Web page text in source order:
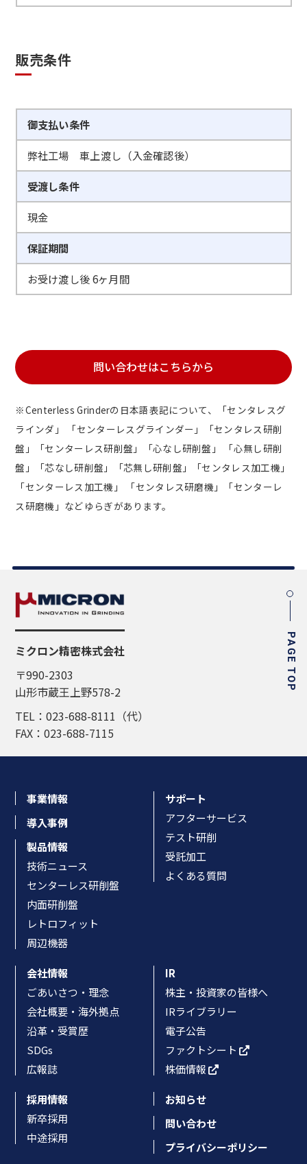
販売条件
御支払い条件
弊社工場 車上渡し（入金確認後）
受渡し条件
現金
保証期間
お受け渡し後 6ヶ月間
問い合わせはこちらから
※Centerless Grinderの日本語表記について、「センタレスグ
ラインダ」 「センターレスグラインダー」「センタレス研削
盤」「センターレス研削盤」「心なし研削盤」 「心無し研削
盤」「芯なし研削盤」「芯無し研削盤」「センタレス加工機」
「センターレス加工機」 「センタレス研磨機」「センターレ
ス研磨機」などゆらぎがあります。
PAGE TOP
ミクロン精密株式会社
〒990-2303
山形市蔵王上野578-2
TEL：023-688-8111（代）
FAX：023-688-7115
事業情報
導入事例
製品情報
技術ニュース
センターレス研削盤
内面研削盤
レトロフィット
周辺機器
サポート
アフターサービス
テスト研削
受託加工
よくある質問
会社情報
ごあいさつ・理念
会社概要・海外拠点
沿革・受賞歴
SDGs
広報誌
IR
株主・投資家の皆様へ
IRライブラリー
電子公告
ファクトシート
株価情報
採用情報
新卒採用
中途採用
お知らせ
問い合わせ
プライバシーポリシー